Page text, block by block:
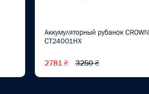
Аккумуляторный рубанок CROWN
CT24001HX
2781 ₴ 3250 ₴